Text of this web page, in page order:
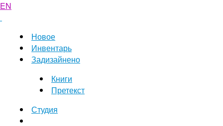
EN
Новое
Инвентарь
Задизайнено
Книги
Претекст
Студия